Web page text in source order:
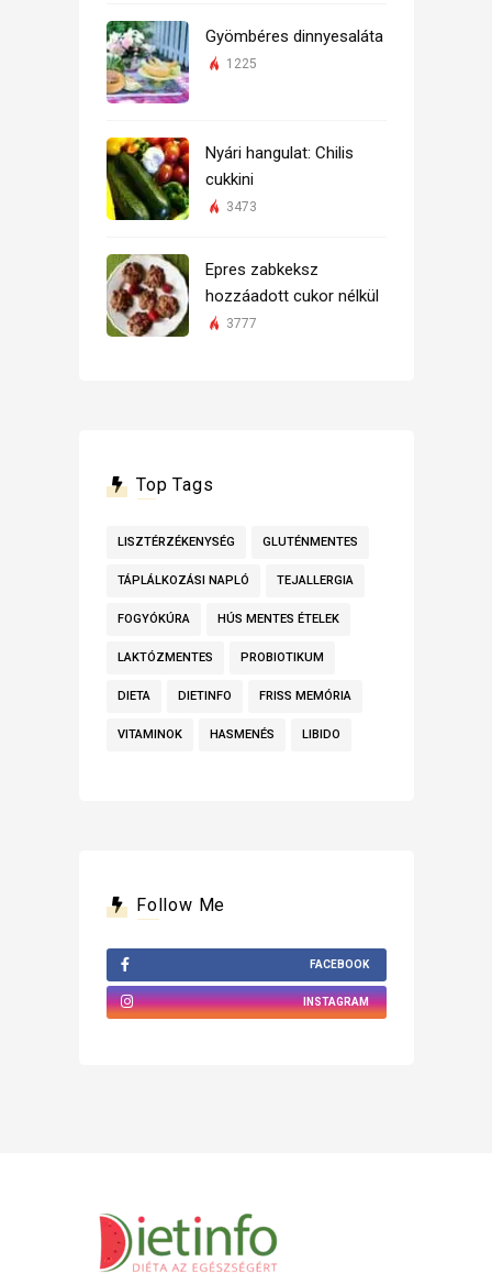
Gyömbéres dinnyesaláta
1225
Nyári hangulat: Chilis
cukkini
3473
Epres zabkeksz
hozzáadott cukor nélkül
3777
Top Tags
LISZTÉRZÉKENYSÉG GLUTÉNMENTES
TÁPLÁLKOZÁSI NAPLÓ TEJALLERGIA
FOGYÓKÚRA HÚS MENTES ÉTELEK
LAKTÓZMENTES PROBIOTIKUM
DIETA DIETINFO FRISS MEMÓRIA
VITAMINOK HASMENÉS LIBIDO
Follow Me
FACEBOOK
INSTAGRAM